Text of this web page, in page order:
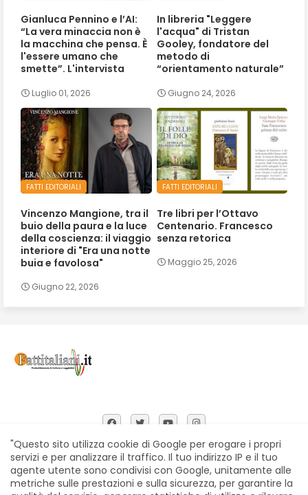
Gianluca Pennino e l’AI:
“La vera minaccia non è
la macchina che pensa. È
l'essere umano che
smette”. L'intervista
Luglio 01, 2026
In libreria "Leggere
l'acqua" di Tristan
Gooley, fondatore del
metodo di
“orientamento naturale”
Giugno 24, 2026
FATTI EDITORIALI
Vincenzo Mangione, tra il
buio della paura e la luce
della coscienza: il viaggio
interiore di "Era una notte
buia e favolosa"
Giugno 22, 2026
FATTI EDITORIALI
Tre libri per l’Ottavo
Centenario. Francesco
senza retorica
Maggio 25, 2026
Home Chi siamo Contatti
Privacy Policy
Segnalazioni
"Questo sito utilizza cookie di Google per erogare i propri
servizi e per analizzare il traffico. Il tuo indirizzo IP e il tuo
agente utente sono condivisi con Google, unitamente alle
metriche sulle prestazioni e sulla sicurezza, per garantire la